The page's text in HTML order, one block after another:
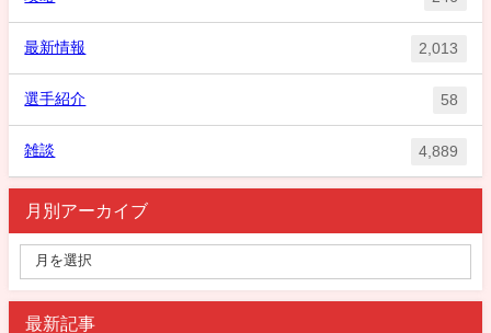
最新情報 2,013
選手紹介 58
雑談 4,889
月別アーカイブ
最新記事